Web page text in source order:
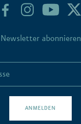
Newsletter abonnieren
ANMELDEN